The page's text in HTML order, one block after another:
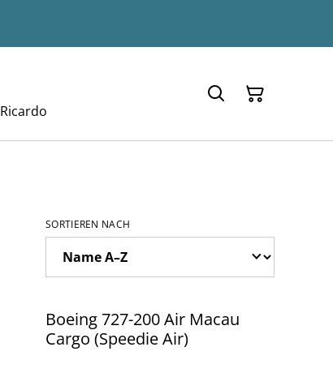
Ricardo
SORTIEREN NACH
%
Boeing 727-200 Air Macau
Cargo (Speedie Air)